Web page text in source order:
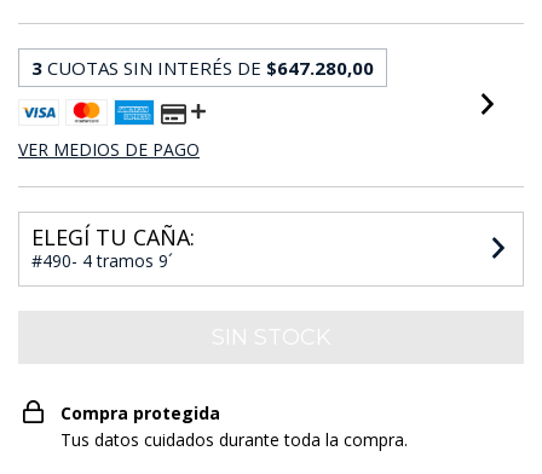
3 CUOTAS SIN INTERÉS DE $647.280,00
VER MEDIOS DE PAGO
ELEGÍ TU CAÑA:
#490- 4 tramos 9´
Compra protegida
Tus datos cuidados durante toda la compra.